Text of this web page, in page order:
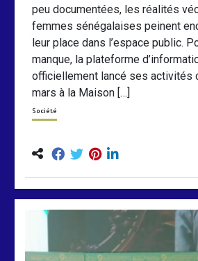
peu documentées, les réalités
femmes sénégalaises peinent
leur place dans l’espace public.
manque, la plateforme
officiellement lancé ses activités
mars à la Maison […]
Société